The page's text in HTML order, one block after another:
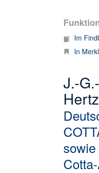
Im
In
J.-